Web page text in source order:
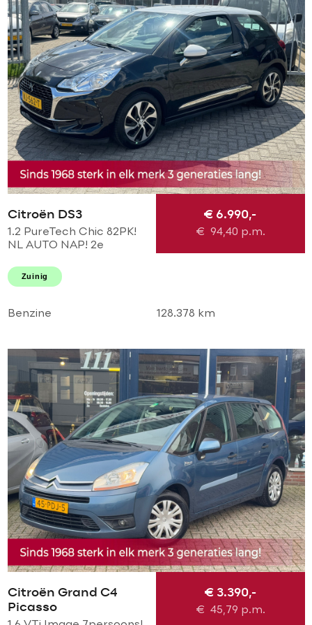
Citroën DS3
1.2 PureTech Chic 82PK!
NL AUTO NAP! 2e
Airco l LED l Cruise l
DEALER OH!
€ 6.990,-
€ 94,40 p.m.
Zuinig
Benzine 128.378 km
Citroën Grand C4
Picasso
€ 3.390,-
€ 45,79 p.m.